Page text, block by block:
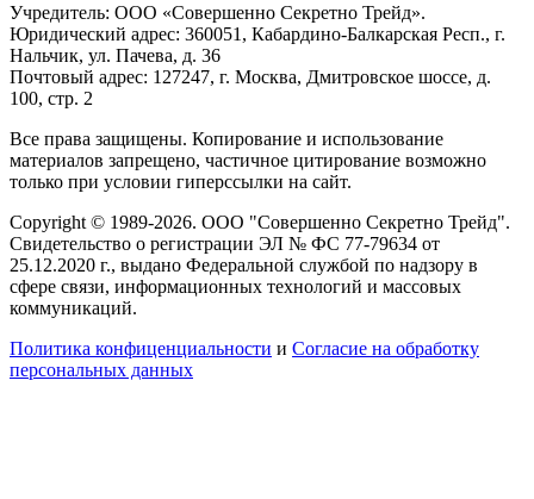
Учредитель: ООО «Совершенно Секретно Трейд».
Юридический адрес: 360051, Кабардино-Балкарская Респ., г.
Нальчик, ул. Пачева, д. 36
Почтовый адрес: 127247, г. Москва, Дмитровское шоссе, д.
100, стр. 2
Все права защищены. Копирование и использование
материалов запрещено, частичное цитирование возможно
только при условии гиперссылки на сайт.
Copyright © 1989-2026. ООО "Совершенно Секретно Трейд".
Свидетельство о регистрации ЭЛ № ФС 77-79634 от
25.12.2020 г., выдано Федеральной службой по надзору в
сфере связи, информационных технологий и массовых
коммуникаций.
Политика конфиценциальности и Согласие на обработку
персональных данных